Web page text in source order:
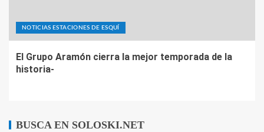
NOTICIAS ESTACIONES DE ESQUÍ
El Grupo Aramón cierra la mejor temporada de la
historia-
BUSCA EN SOLOSKI.NET